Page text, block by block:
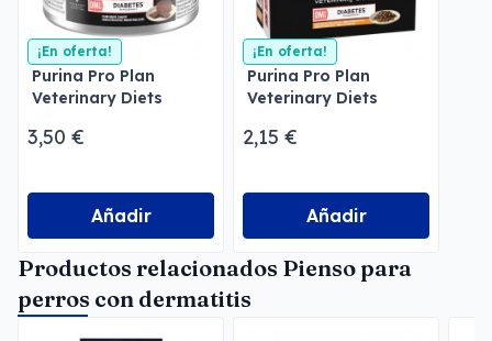
¡En oferta!
Purina Pro Plan
Veterinary Diets
3,50 €
Añadir
¡En oferta!
Purina Pro Plan
Veterinary Diets
Pollo
2,15 €
Añadir
Productos relacionados Pienso para
perros con dermatitis